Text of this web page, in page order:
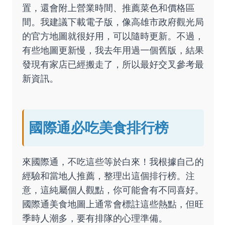
置，還會附上營業時間、推薦菜色和價格區
間。我建議下載電子版，像高雄市政府觀光局
的官方地圖就很好用，可以隨時更新。不過，
有些地圖更新慢，我去年用過一個舊版，結果
發現有家店已經搬走了，所以最好交叉參考最
新資訊。
國際通必吃美食排行榜
來國際通，不吃這些等於白來！我根據自己的
經驗和當地人推薦，整理出這個排行榜。注
意，這純屬個人觀點，你可能會有不同喜好。
國際通美食地圖上通常會標註這些熱點，但旺
季時人潮多，要有排隊的心理準備。